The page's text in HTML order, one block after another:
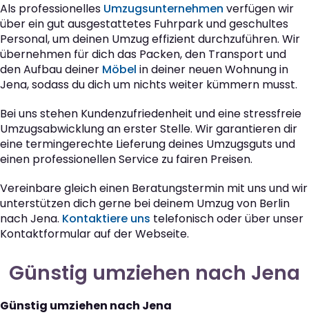
Als professionelles Umzugsunternehmen verfügen wir
über ein gut ausgestattetes Fuhrpark und geschultes
Personal, um deinen Umzug effizient durchzuführen. Wir
übernehmen für dich das Packen, den Transport und
den Aufbau deiner Möbel in deiner neuen Wohnung in
Jena, sodass du dich um nichts weiter kümmern musst.
Bei uns stehen Kundenzufriedenheit und eine stressfreie
Umzugsabwicklung an erster Stelle. Wir garantieren dir
eine termingerechte Lieferung deines Umzugsguts und
einen professionellen Service zu fairen Preisen.
Vereinbare gleich einen Beratungstermin mit uns und wir
unterstützen dich gerne bei deinem Umzug von Berlin
nach Jena. Kontaktiere uns telefonisch oder über unser
Kontaktformular auf der Webseite.
Günstig umziehen nach Jena
Günstig umziehen nach Jena